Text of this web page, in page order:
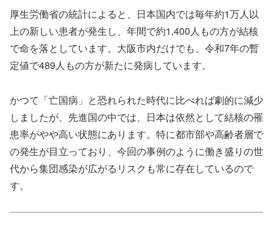
厚生労働省の統計によると、日本国内では毎年約1万人以
上の新しい患者が発生し、年間で約1,400人もの方が結核
で命を落としています。大阪市内だけでも、令和7年の暫
定値で489人もの方が新たに発病しています。
かつて「亡国病」と恐れられた時代に比べれば劇的に減少
しましたが、先進国の中では、日本は依然として結核の罹
患率がやや高い状態にあります。特に都市部や高齢者層で
の発生が目立っており、今回の事例のように働き盛りの世
代から集団感染が広がるリスクも常に存在しているので
す。